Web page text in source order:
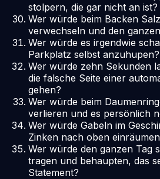
stolpern, die gar nicht an ist?
Wer würde beim Backen
verwechseln und den
Wer würde es irgendwie
Parkplatz selbst anzuhupen?
Wer würde zehn Sekunden
die falsche Seite einer
gehen?
Wer würde beim
verlieren und es persönlich
Wer würde Gabeln im
Zinken nach oben
Wer würde den ganzen Tag
tragen und behaupten, das
Statement?